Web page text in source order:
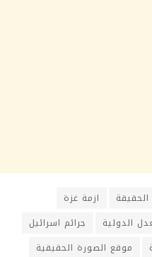
ازمة غزة
الدولية
جرائم اسرائيل
موقع الصورة الحقيقية